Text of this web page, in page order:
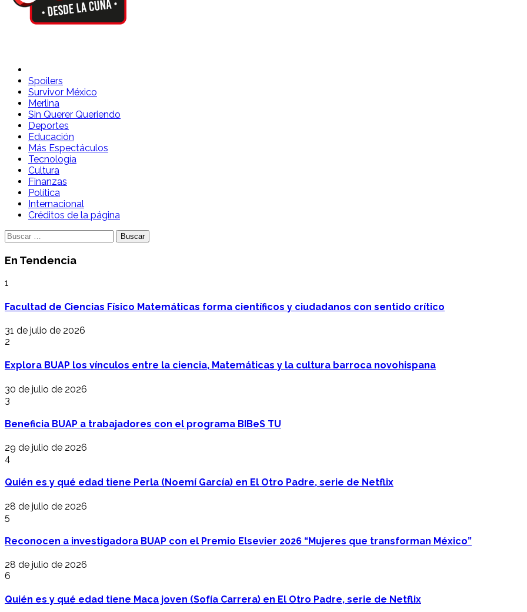
Spoilers Desde la Cuna
Sitio con información sobre series, película, reality shows y telenovelas
Spoilers
Survivor México
Merlina
Sin Querer Queriendo
Deportes
Educación
Más Espectáculos
Tecnología
Cultura
Finanzas
Política
Internacional
Créditos de la página
Buscar:
En Tendencia
1
Facultad de Ciencias Físico Matemáticas forma científicos y ciudadanos con sentido crítico
31 de julio de 2026
2
Explora BUAP los vínculos entre la ciencia, Matemáticas y la cultura barroca novohispana
30 de julio de 2026
3
Beneficia BUAP a trabajadores con el programa BIBeS TU
29 de julio de 2026
4
Quién es y qué edad tiene Perla (Noemí García) en El Otro Padre, serie de Netflix
28 de julio de 2026
5
Reconocen a investigadora BUAP con el Premio Elsevier 2026 “Mujeres que transforman México”
28 de julio de 2026
6
Quién es y qué edad tiene Maca joven (Sofía Carrera) en El Otro Padre, serie de Netflix